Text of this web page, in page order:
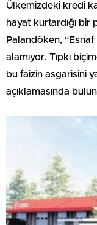
Ülkemizdeki kredi
hayat kurtardığı
Palandöken,
alamıyor. Tıpkı
bu faizin asgarisini
açıklamasında